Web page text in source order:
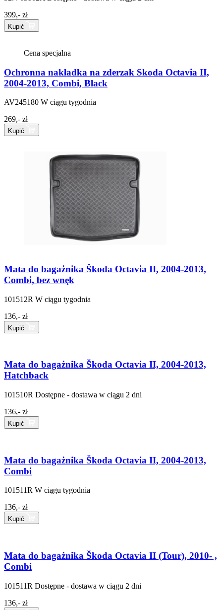
399,- zł
Kupić
Cena specjalna
Ochronna nakładka na zderzak Skoda Octavia II,
2004-2013, Combi, Black
AV245180 W ciągu tygodnia
269,- zł
Kupić
Mata do bagażnika Škoda Octavia II, 2004-2013,
Combi, bez wnęk
101512R W ciągu tygodnia
136,- zł
Kupić
Mata do bagażnika Škoda Octavia II, 2004-2013,
Hatchback
101510R Dostępne - dostawa w ciągu 2 dni
136,- zł
Kupić
Mata do bagażnika Škoda Octavia II, 2004-2013,
Combi
101511R W ciągu tygodnia
136,- zł
Kupić
Mata do bagażnika Škoda Octavia II (Tour), 2010- ,
Combi
101511R Dostępne - dostawa w ciągu 2 dni
136,- zł